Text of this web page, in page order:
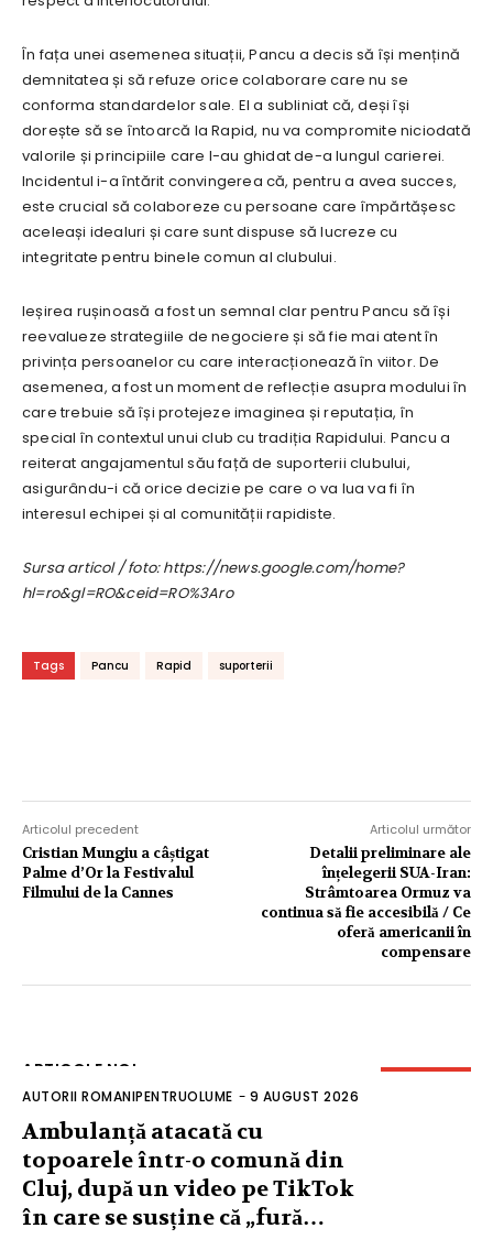
În fața unei asemenea situații, Pancu a decis să își mențină
demnitatea și să refuze orice colaborare care nu se
conforma standardelor sale. El a subliniat că, deși își
dorește să se întoarcă la Rapid, nu va compromite niciodată
valorile și principiile care l-au ghidat de-a lungul carierei.
Incidentul i-a întărit convingerea că, pentru a avea succes,
este crucial să colaboreze cu persoane care împărtășesc
aceleași idealuri și care sunt dispuse să lucreze cu
integritate pentru binele comun al clubului.
Ieșirea rușinoasă a fost un semnal clar pentru Pancu să își
reevalueze strategiile de negociere și să fie mai atent în
privința persoanelor cu care interacționează în viitor. De
asemenea, a fost un moment de reflecție asupra modului în
care trebuie să își protejeze imaginea și reputația, în
special în contextul unui club cu tradiția Rapidului. Pancu a
reiterat angajamentul său față de suporterii clubului,
asigurându-i că orice decizie pe care o va lua va fi în
interesul echipei și al comunității rapidiste.
Sursa articol / foto: https://news.google.com/home?
hl=ro&gl=RO&ceid=RO%3Aro
Tags Pancu Rapid suporterii
Articolul precedent
Cristian Mungiu a câștigat
Palme d’Or la Festivalul
Filmului de la Cannes
Articolul următor
Detalii preliminare ale
înțelegerii SUA-Iran:
Strâmtoarea Ormuz va
continua să fie accesibilă / Ce
oferă americanii în
compensare
ARTICOLE NOI
AUTORII ROMANIPENTRUOLUME - 9 AUGUST 2026
Ambulanță atacată cu
topoarele într-o comună din
Cluj, după un video pe TikTok
în care se susține că „fură…